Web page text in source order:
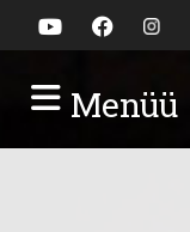
Menüü